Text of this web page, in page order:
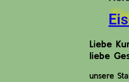
Liebe
liebe
unsere